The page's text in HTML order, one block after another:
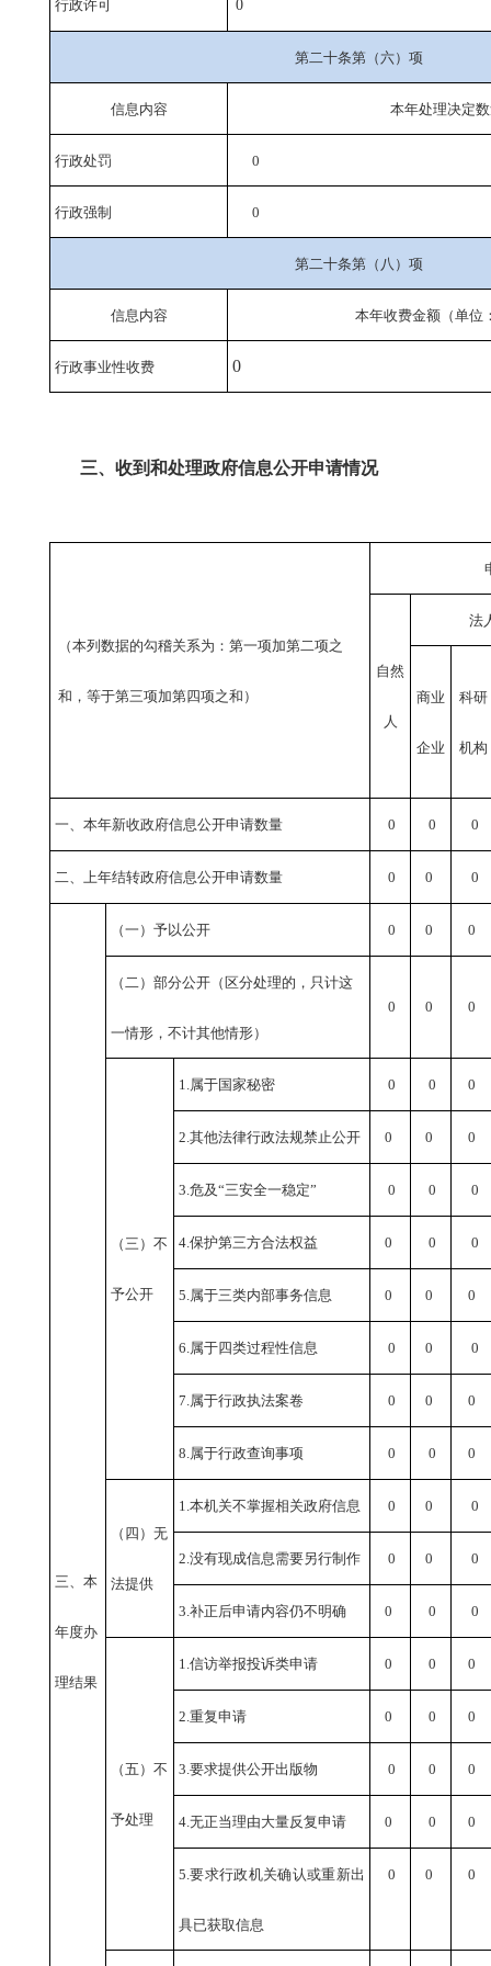
行政许可 0
第二十条第（六）项
信息内容 本年处理决定
行政处罚 0
行政强制 0
第二十条第（八）项
信息内容 本年收费金额（单位
行政事业性收费 0
三、收到和处理政府信息公开申请情况
（本列数据的勾稽关系为：第一项加第二项之
和，等于第三项加第四项之和）
自然
人
法
商业
企业
科研
机构
一、本年新收政府信息公开申请数量 0 0 0
二、上年结转政府信息公开申请数量 0 0 0
三、本
年度办
理结果
（一）予以公开 0 0 0
（二）部分公开（区分处理的，只计这
一情形，不计其他情形）
0 0 0
（三）不
予公开
1.属于国家秘密 0 0 0
2.其他法律行政法规禁止公开 0 0 0
3.危及“三安全一稳定” 0 0 0
4.保护第三方合法权益 0 0 0
5.属于三类内部事务信息 0 0 0
6.属于四类过程性信息 0 0 0
7.属于行政执法案卷 0 0 0
8.属于行政查询事项 0 0 0
（四）无
法提供
1.本机关不掌握相关政府信息 0 0 0
2.没有现成信息需要另行制作 0 0 0
3.补正后申请内容仍不明确 0 0 0
（五）不
予处理
1.信访举报投诉类申请 0 0 0
2.重复申请 0 0 0
3.要求提供公开出版物 0 0 0
4.无正当理由大量反复申请 0 0 0
5.要求行政机关确认或重新出
具已获取信息
0 0 0